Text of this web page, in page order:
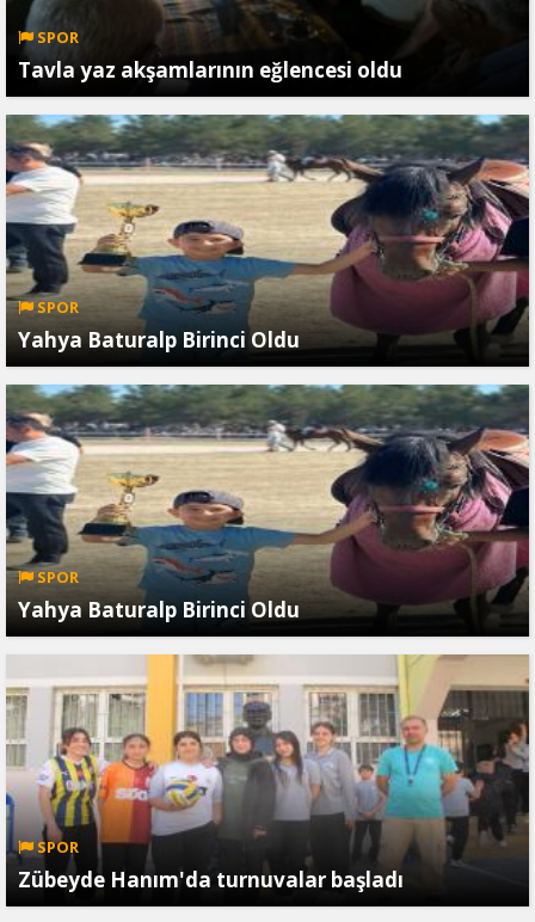
SPOR
Tavla yaz akşamlarının eğlencesi oldu
SPOR
Yahya Baturalp Birinci Oldu
SPOR
Yahya Baturalp Birinci Oldu
SPOR
Zübeyde Hanım'da turnuvalar başladı